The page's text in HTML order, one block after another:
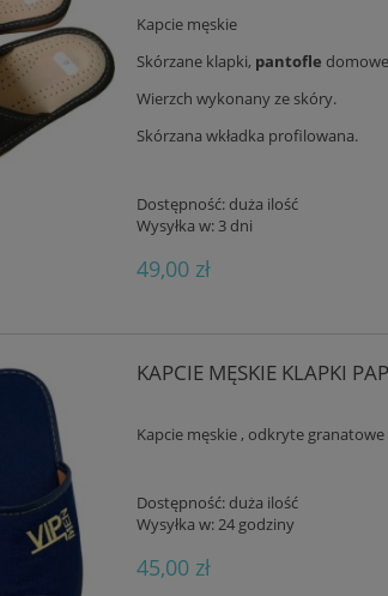
Kapcie męskie
Skórzane klapki, pantofle
Wierzch wykonany ze skóry.
Skórzana wkładka profilowana.
Dostępność: duża ilość
Wysyłka w: 3 dni
49,00 zł
KAPCIE MĘSKIE KLAPKI
Kapcie męskie , odkryte granatowe
Dostępność: duża ilość
Wysyłka w:24 godziny
45,00 zł